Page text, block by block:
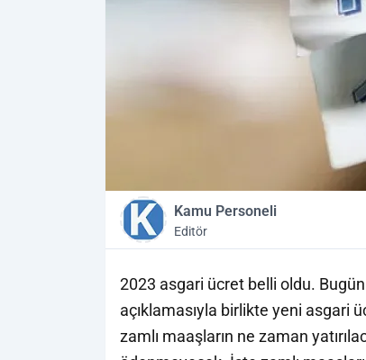
Kamu Personeli
Editör
2023 asgari ücret belli oldu. Bugün
açıklamasıyla birlikte yeni asgari
zamlı maaşların ne zaman